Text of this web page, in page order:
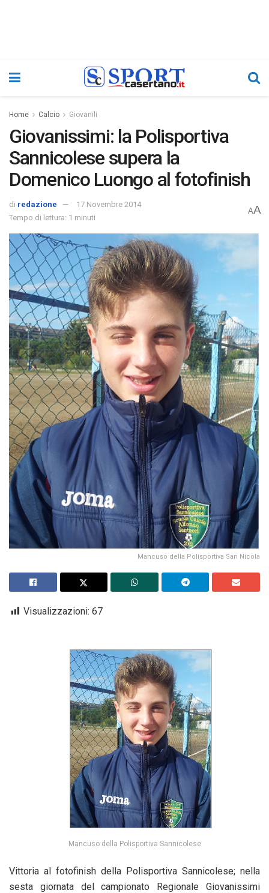
Home Calcio Giovanili
Giovanissimi: la Polisportiva
Sannicolese supera la
Domenico Luongo al fotofinish
di redazione
17 Novembre 2014
Tempo di lettura: 1 minuti
AA
Mancuso della Polisportiva San Nicola
Visualizzazioni: 67
Mancuso della Polisportiva Sannicolese
Vittoria al fotofinish della Polisportiva Sannicolese; nella
sesta giornata del campionato Regionale Giovanissimi